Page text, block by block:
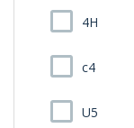
4H
c4
U5